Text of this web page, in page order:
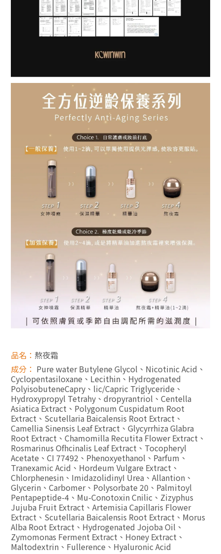
品名 ： 熬夜霜
成分 ： Pure water Butylene Glycol、Nicotinic Acid、
Cyclopentasiloxane、Lecithin、Hydrogenated
PolyisobuteneCapry、lic/Capric Triglyceride、
Hydroxypropyl Tetrahy、dropyrantriol、Centella
Asiatica Extract、Polygonum Cuspidatum Root
Extract、Scutellaria Baicalensis Root Extract、
Camellia Sinensis Leaf Extract、Glycyrrhiza Glabra
Root Extract、Chamomilla Recutita Flower Extract、
Rosmarinus Ofhcinalis Leaf Extract、Tocopheryl
Acetate、CI 77492、Phenoxyethanol、Parfum、
Tranexamic Acid、Hordeum Vulgare Extract、
Chlorphenesin、ImidazolidinyI Urea、Allantion、
Glycerin、Carbomer、Polysorbate 20、Palmitoyl
Pentapeptide-4、Mu-Conotoxin Cnilic、Zizyphus
Jujuba Fruit Extract、Artemisia Capillaris Flower
Extract、Scutellaria Baicalensis Root Extract、Morus
Alba Root Extract、Hydrogenated Jojoba Oil、
Zymomonas Ferment Extract、Honey Extract、
Maltodextrin、Fullerence、Hyaluronic Acid